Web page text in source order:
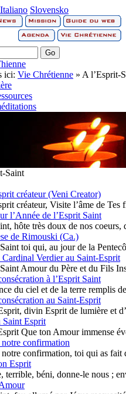
Italiano Slovensko
ici: Vie Chrétienne » A l’Esprit-
Saint
créateur (Veni Creator)
créateur, Visite l’âme de Tes
l’Année de l’Esprit Saint
hôte très doux de nos
de Rimouski (Ca.)
toi qui, au jour de la
Cardinal Verdier au Saint-Esprit
Amour du Père et du Fils
à l’Esprit Saint
du ciel et de la terre remplis
au Saint-Esprit
divin Esprit de lumière et
Saint Esprit
Que ton Amour immense
confirmation
confirmation, toi qui as fait
Esprit
terrible, béni, donne-le nous ;